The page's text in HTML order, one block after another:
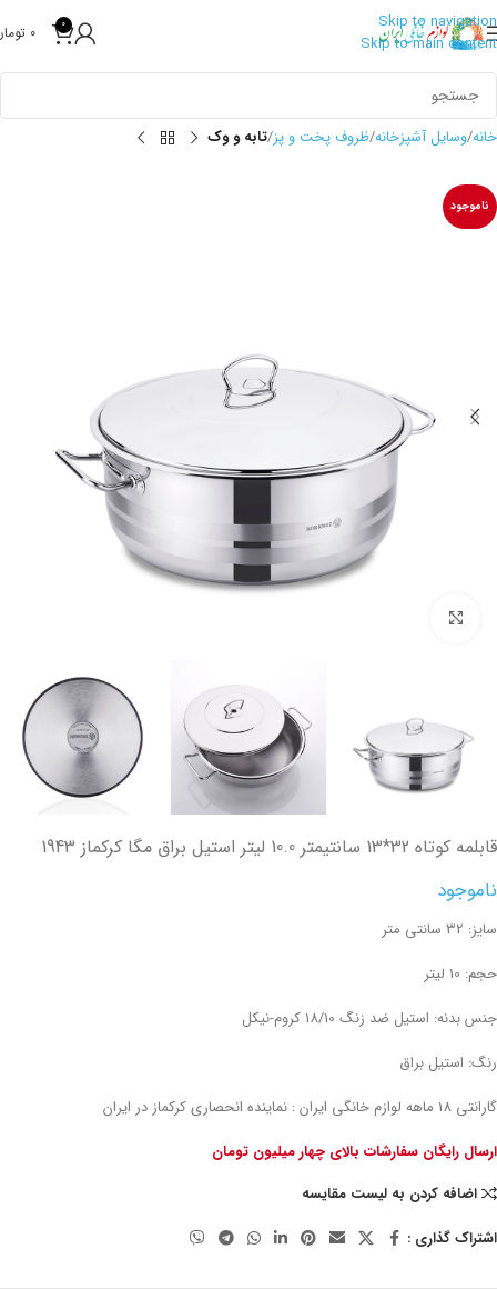
Skip to navigation
Skip to main content
0
0
خانه وسایل آشپزخانه ظروف پخت و پز تابه و وک
ناموجود
قابلمه کوتاه 32*13 سانتیمتر 10.0 لیتر استیل براق مگا کرکماز 1943
ناموجود
سایز: 32 سانتی متر
حجم: 10 لیتر
جنس بدنه: استیل ضد زنگ 18/10 کروم-نیکل
رنگ: استیل براق
گارانتی 18 ماهه لوازم خانگی ایران : نماینده انحصاری کرکماز در ایران
ارسال رایگان سفارشات بالای چهار میلیون تومان
اضافه کردن به لیست مقایسه
اشتراک گذاری :